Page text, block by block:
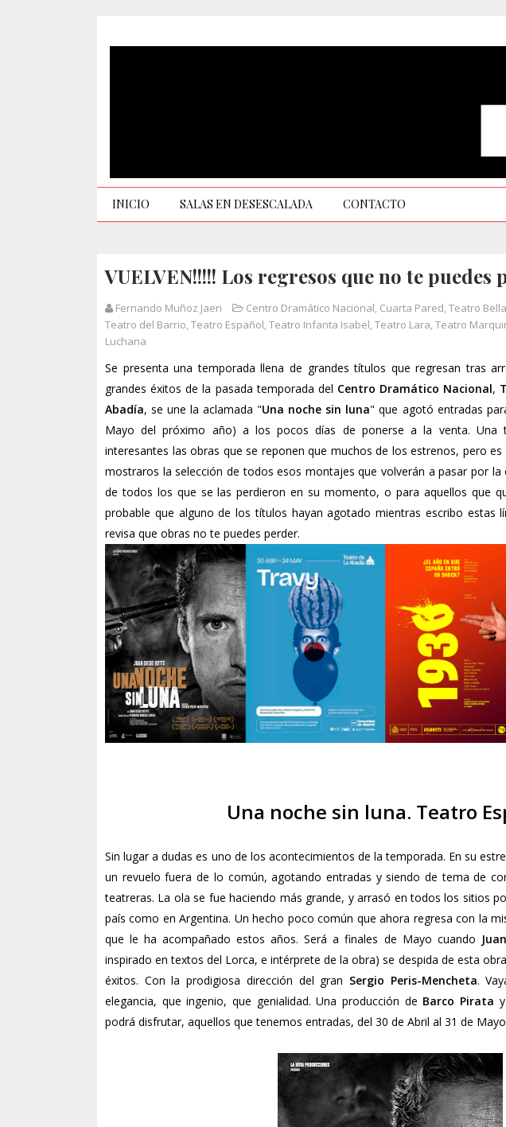
INICIO SALAS EN DESESCALADA CONTACTO
VUELVEN!!!!! Los regresos que no te puedes
Fernando Muñoz Jaen Centro Dramático Nacional, Cuarta Pared,Teatro
Teatro del Barrio,Teatro Español,Teatro Infanta Isabel,Teatro Lara,Teatro
Luchana
Se presenta una temporada llena de grandes títulos que regresan tras
grandes éxitos de la pasada temporada del Centro Dramático Nacional,
Abadía, se une la aclamada "Una noche sin luna" que agotó entradas
Mayo del próximo año) a los pocos días de ponerse a la venta. Una
interesantes las obras que se reponen que muchos de los estrenos, pero
mostraros la selección de todos esos montajes que volverán a pasar por la
de todos los que se las perdieron en su momento, o para aquellos que
probable que alguno de los títulos hayan agotado mientras escribo estas
revisa que obras no te puedes perder.
Una noche sin luna. Teatro
Sin lugar a dudas es uno de los acontecimientos de la temporada. En su
un revuelo fuera de lo común, agotando entradas y siendo de tema de
teatreras. La ola se fue haciendo más grande, y arrasó en todos los sitios
país como en Argentina. Un hecho poco común que ahora regresa con la
que le ha acompañado estos años. Será a finales de Mayo cuando
inspirado en textos del Lorca, e intérprete de la obra) se despida de esta
éxitos. Con la prodigiosa dirección del gran Sergio Peris-Mencheta.
elegancia, que ingenio, que genialidad. Una producción de Barco Pirata y
podrá disfrutar, aquellos que tenemos entradas, del 30 de Abril al 31 de